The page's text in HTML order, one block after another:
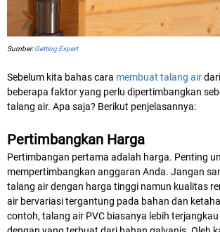
Sumber:Getting Expert
Sebelum kita bahas cara membuat talang air
beberapa faktor yang perlu dipertimbangkan
talang air. Apa saja? Berikut penjelasannya:
Pertimbangkan Harga
Pertimbangan pertama adalah harga. Penting
mempertimbangkan anggaran Anda. Jangan
talang air dengan harga tinggi namun kualitas
air bervariasi tergantung pada bahan dan
contoh, talang air PVC biasanya lebih